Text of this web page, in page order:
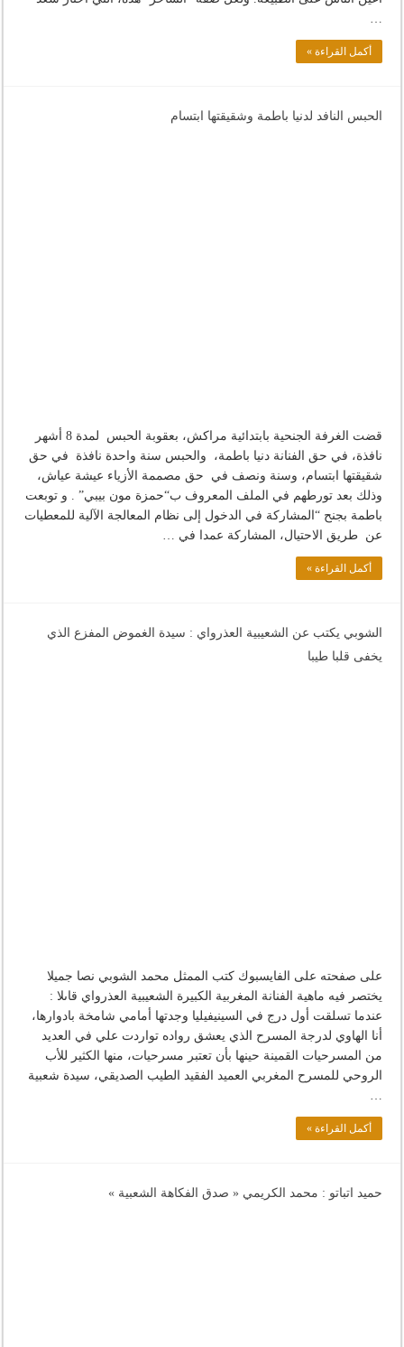
أكمل القراءة »
الحبس النافد لدنيا باطمة وشقيقتها ابتسام
قضت الغرفة الجنحية بابتدائية مراكش، بعقوبة الحبس لمدة 8 أشهر
نافذة، في حق الفنانة دنيا باطمة، والحبس سنة واحدة نافذة في حق
شقيقتها ابتسام، وسنة ونصف في حق مصممة الأزياء عيشة عياش،
وذلك بعد تورطهم في الملف المعروف ب“حمزة مون بيبي” . و توبعت
باطمة بجنح “المشاركة في الدخول إلى نظام المعالجة الآلية للمعطيات
عن طريق الاحتيال، المشاركة عمدا في …
أكمل القراءة »
الشوبي يكتب عن الشعيبية العذرواي : سيدة الغموض المفزع الذي
يخفى قلبا طيبا
على صفحته على الفايسبوك كتب الممثل محمد الشوبي نصا جميلا
يختصر فيه ماهية الفنانة المغربية الكبيرة الشعيبية العذرواي قاىلا :
عندما تسلقت أول درج في السينيفيليا وجدتها أمامي شامخة بادوارها،
أنا الهاوي لدرجة المسرح الذي يعشق رواده تواردت علي في العديد
من المسرحيات القمينة حينها بأن تعتبر مسرحيات، منها الكثير للأب
الروحي للمسرح المغربي العميد الفقيد الطيب الصديقي، سيدة شعبية
أكمل القراءة »
حميد اتباتو : محمد الكريمي « صدق الفكاهة الشعبية »